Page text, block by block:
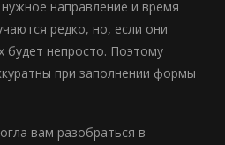
направление и время
редко, но, если они
будет непросто. Поэтому
при заполнении формы
вам разобраться в